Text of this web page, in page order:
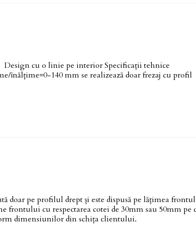
Design cu o linie pe interior Specificații
înălțime=0-140 mm se realizează doar frezaj cu profil
pe profilul drept și este dispusă pe lățimea
frontului cu respectarea cotei de 30mm sau 50mm pe
dimensiunilor din schița clientului.